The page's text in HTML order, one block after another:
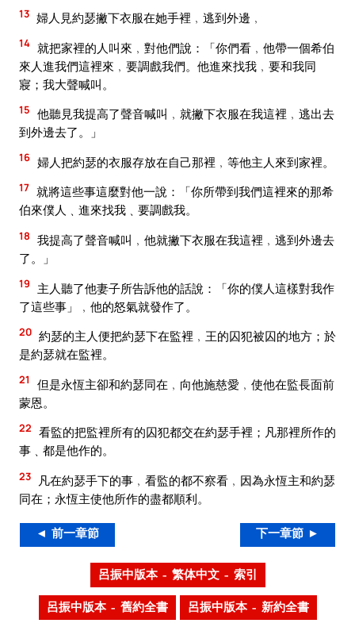
13 婦人見約瑟撇下衣服在她手裡﹐逃到外邊﹐
14 就把家裡的人叫來﹐對他們說：「你們看﹐他帶一個希伯
來人進我們這裡來﹐要調戲我們。他進來找我﹐要和我同
寢；我大聲喊叫。
15 他聽見我提高了聲音喊叫﹐就撇下衣服在我這裡﹐逃出去
到外邊去了。」
16 婦人把約瑟的衣服存放在自己那裡﹐等他主人來到家裡。
17 就將這些事這麼對他一說：「你所帶到我們這裡來的那希
伯來僕人﹑進來找我﹑要調戲我。
18 我提高了聲音喊叫﹐他就撇下衣服在我這裡﹐逃到外邊去
了。」
19
主人聽了他妻子所告訴他的話說：「你的僕人這樣對我作
了這些事」﹐他的怒氣就發作了。
20 約瑟的主人便把約瑟下在監裡﹐王的囚犯被囚的地方；於
是約瑟就在監裡。
21
但是永恆主卻和約瑟同在﹐向他施慈愛﹐使他在監長面前
蒙恩。
22 看監的把監裡所有的囚犯都交在約瑟手裡；凡那裡所作的
事﹑都是他作的。
23
凡在約瑟手下的事﹐看監的都不察看﹐因為永恆主和約瑟
同在；永恆主使他所作的盡都順利。
◄ 前一章節 下一章節 ►
呂振中版本 – 繁体中文 – 索引
呂振中版本 – 舊約全書 呂振中版本 – 新約全書